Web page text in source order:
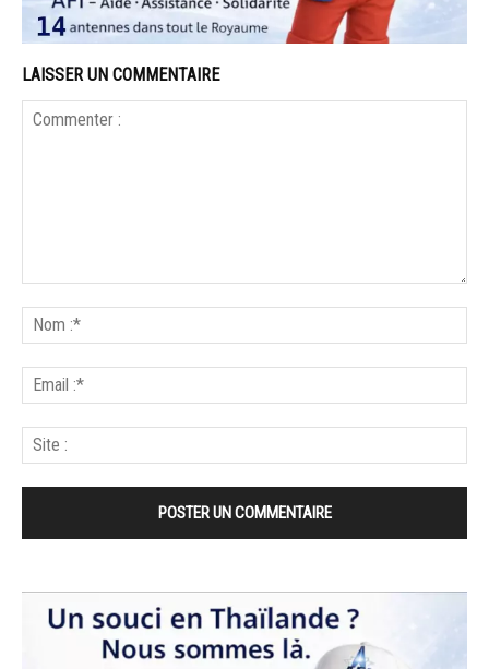
LAISSER UN COMMENTAIRE